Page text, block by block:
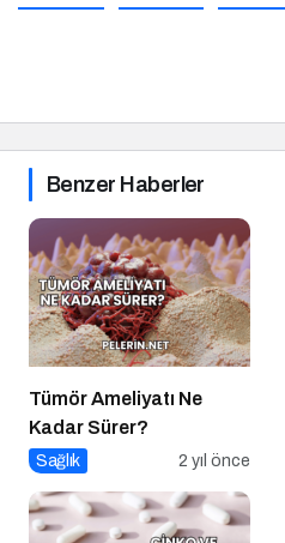
Benzer Haberler
Tümör Ameliyatı Ne
Kadar Sürer?
Sağlık